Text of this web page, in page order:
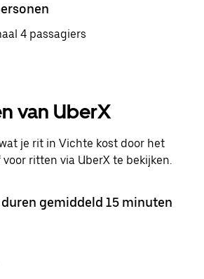
4 passagiers
van UberX
je rit in Vichte kost door het
ritten via UberX te bekijken.
gemiddeld 15 minuten